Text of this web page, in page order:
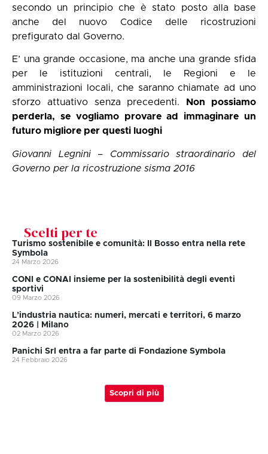
secondo un principio che è stato posto alla base
anche del nuovo Codice delle ricostruzioni
prefigurato dal Governo.
E’ una grande occasione, ma anche una grande sfida
per le istituzioni centrali, le Regioni e le
amministrazioni locali, che saranno chiamate ad uno
sforzo attuativo senza precedenti.
Non possiamo
perderla, se vogliamo provare ad immaginare un
futuro migliore per questi luoghi
Giovanni Legnini – Commissario straordinario del
Governo per la ricostruzione sisma 2016
Scelti per te
Turismo sostenibile e comunità: Il Bosso entra nella rete
Symbola
24 Marzo 2026
CONI e CONAI insieme per la sostenibilità degli eventi
sportivi
09 Marzo 2026
L’industria nautica: numeri, mercati e territori, 6 marzo
2026 | Milano
02 Marzo 2026
Panichi Srl entra a far parte di Fondazione Symbola
24 Febbraio 2026
Scopri di più